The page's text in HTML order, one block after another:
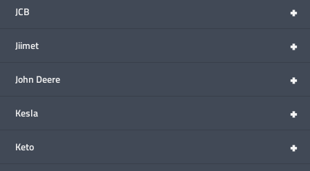
+
JCB
+
Jiimet
+
John Deere
+
Kesla
+
Keto